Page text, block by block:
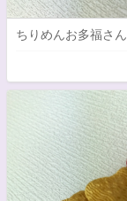
ちりめんお多福さ